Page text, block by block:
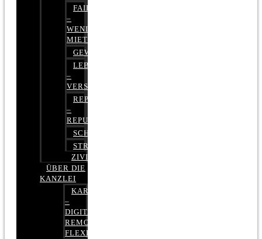
FAIRMIETEN
–
WENIGER
MIETE
GEWERBERECHT
LEBENSVERSICHERUNG
–
VERSICHERUNGSRECHT
REPUTATIONSRECHT
–
REPUTATIONSMANAGEMENT
SCHUFARECHT
STRAFRECHT
ZIVILRECHT
ÜBER DIE
KANZLEI
KARRIERE
–
DIGITAL,
REMOTE,
FLEXIBEL